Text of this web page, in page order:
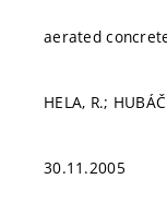
aerated
HELA, R.;
30.11.2005